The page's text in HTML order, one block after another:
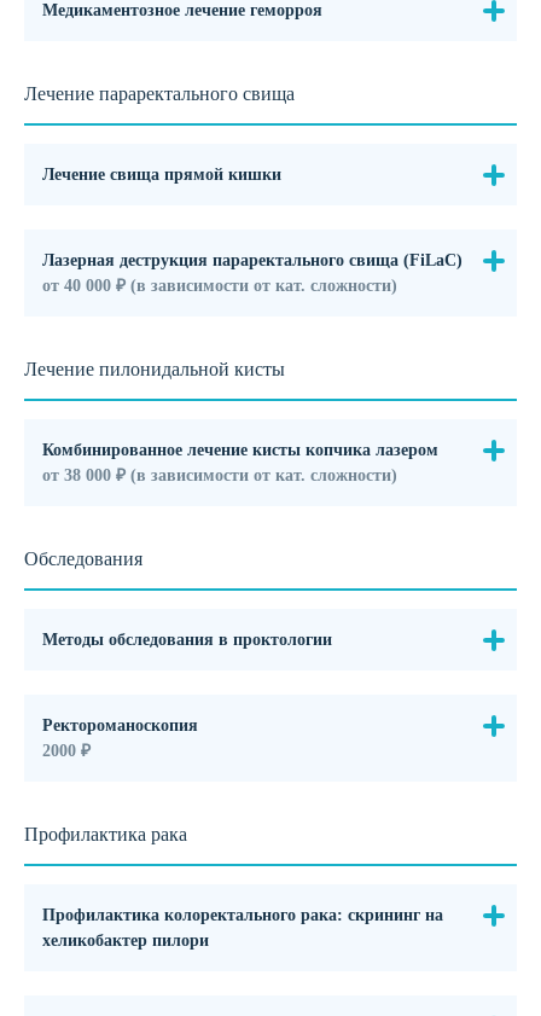
Медикаментозное лечение геморроя
Лечение параректального свища
Лечение свища прямой кишки
Лазерная деструкция параректального свища (FiLaC)
от 40 000 ₽ (в зависимости от кат. сложности)
Лечение пилонидальной кисты
Комбинированное лечение кисты копчика лазером
от 38 000 ₽ (в зависимости от кат. сложности)
Обследования
Методы обследования в проктологии
Ректороманоскопия
2000 ₽
Профилактика рака
Профилактика колоректального рака: скрининг на
хеликобактер пилори